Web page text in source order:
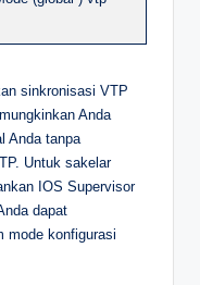
sinkronisasi VTP
Anda
Anda tanpa
Untuk sakelar
IOS Supervisor
dapat
mode konfigurasi